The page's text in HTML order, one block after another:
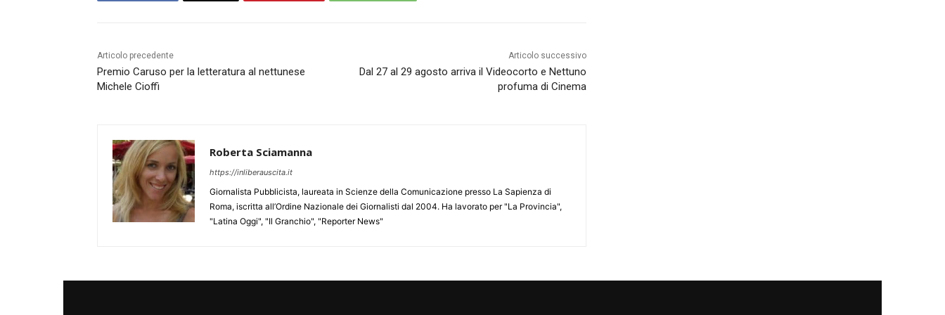
Articolo precedente
Premio Caruso per la letteratura al nettunese
Michele Cioffi
Articolo successivo
Dal 27 al 29 agosto arriva il Videocorto e Nettuno
profuma di Cinema
Roberta Sciamanna
https://inliberauscita.it
Giornalista Pubblicista, laureata in Scienze della Comunicazione presso La Sapienza di
Roma, iscritta all’Ordine Nazionale dei Giornalisti dal 2004. Ha lavorato per "La Provincia",
"Latina Oggi", "Il Granchio", "Reporter News"